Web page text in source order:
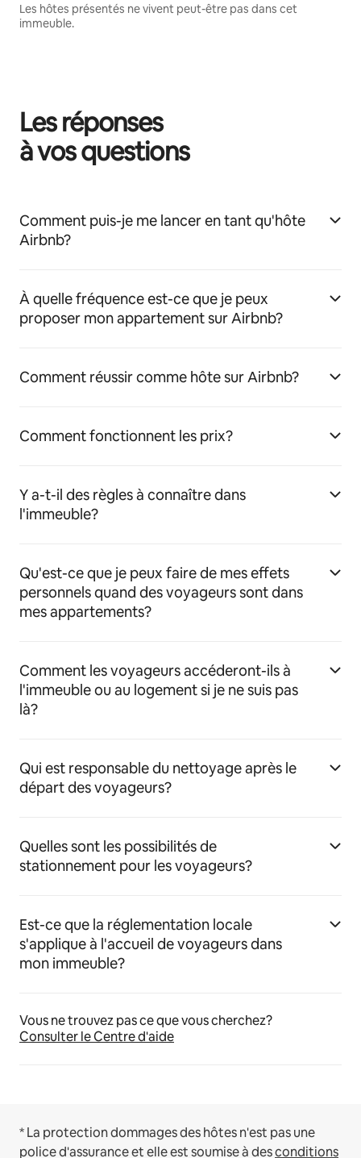
Les hôtes présentés ne vivent peut-être pas dans cet
immeuble.
Les réponses
à vos questions
Comment puis-je me lancer en tant qu'hôte
Airbnb?
À quelle fréquence est-ce que je peux
proposer mon appartement sur Airbnb?
Comment réussir comme hôte sur Airbnb?
Comment fonctionnent les prix?
Y a-t-il des règles à connaître dans
l'immeuble?
Qu'est-ce que je peux faire de mes effets
personnels quand des voyageurs sont dans
mes appartements?
Comment les voyageurs accéderont-ils à
l'immeuble ou au logement si je ne suis pas
là?
Qui est responsable du nettoyage après le
départ des voyageurs?
Quelles sont les possibilités de
stationnement pour les voyageurs?
Est-ce que la réglementation locale
s'applique à l'accueil de voyageurs dans
mon immeuble?
Vous ne trouvez pas ce que vous cherchez?
Consulter le Centre d'aide
* La protection dommages des hôtes n'est pas une
police d'assurance et elle est soumise à desconditions